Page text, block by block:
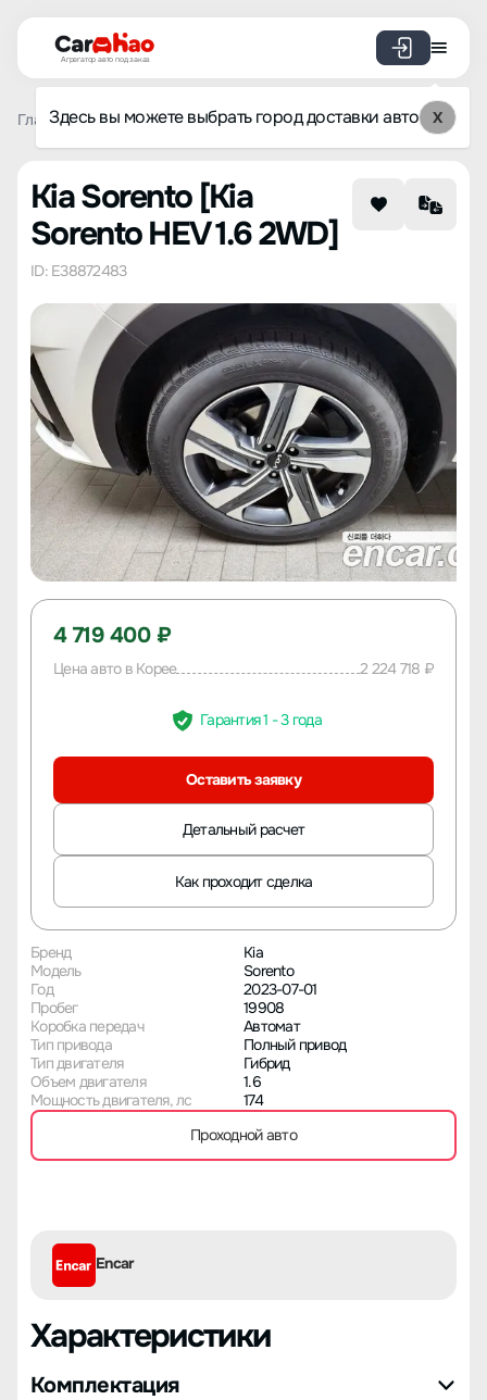
Агрегатор авто под заказ
Здесь вы можете выбрать город доставки авто X
Главная Каталог авто из Кореи Kia Sorento Kia
Kia Sorento [Kia
Sorento HEV 1.6 2WD]
ID: E38872483
4 719 400 ₽
Цена авто в Корее 2 224 718 ₽
Гарантия 1 - 3 года
Оставить заявку
Детальный расчет
Как проходит сделка
Бренд
Kia
Модель
Sorento
Год
2023-07-01
Пробег
19908
Коробка передач
Автомат
Тип привода
Полный привод
Тип двигателя
Гибрид
Объем двигателя
1.6
Мощность двигателя, лс
174
Проходной авто
Encar
Характеристики
Комплектация